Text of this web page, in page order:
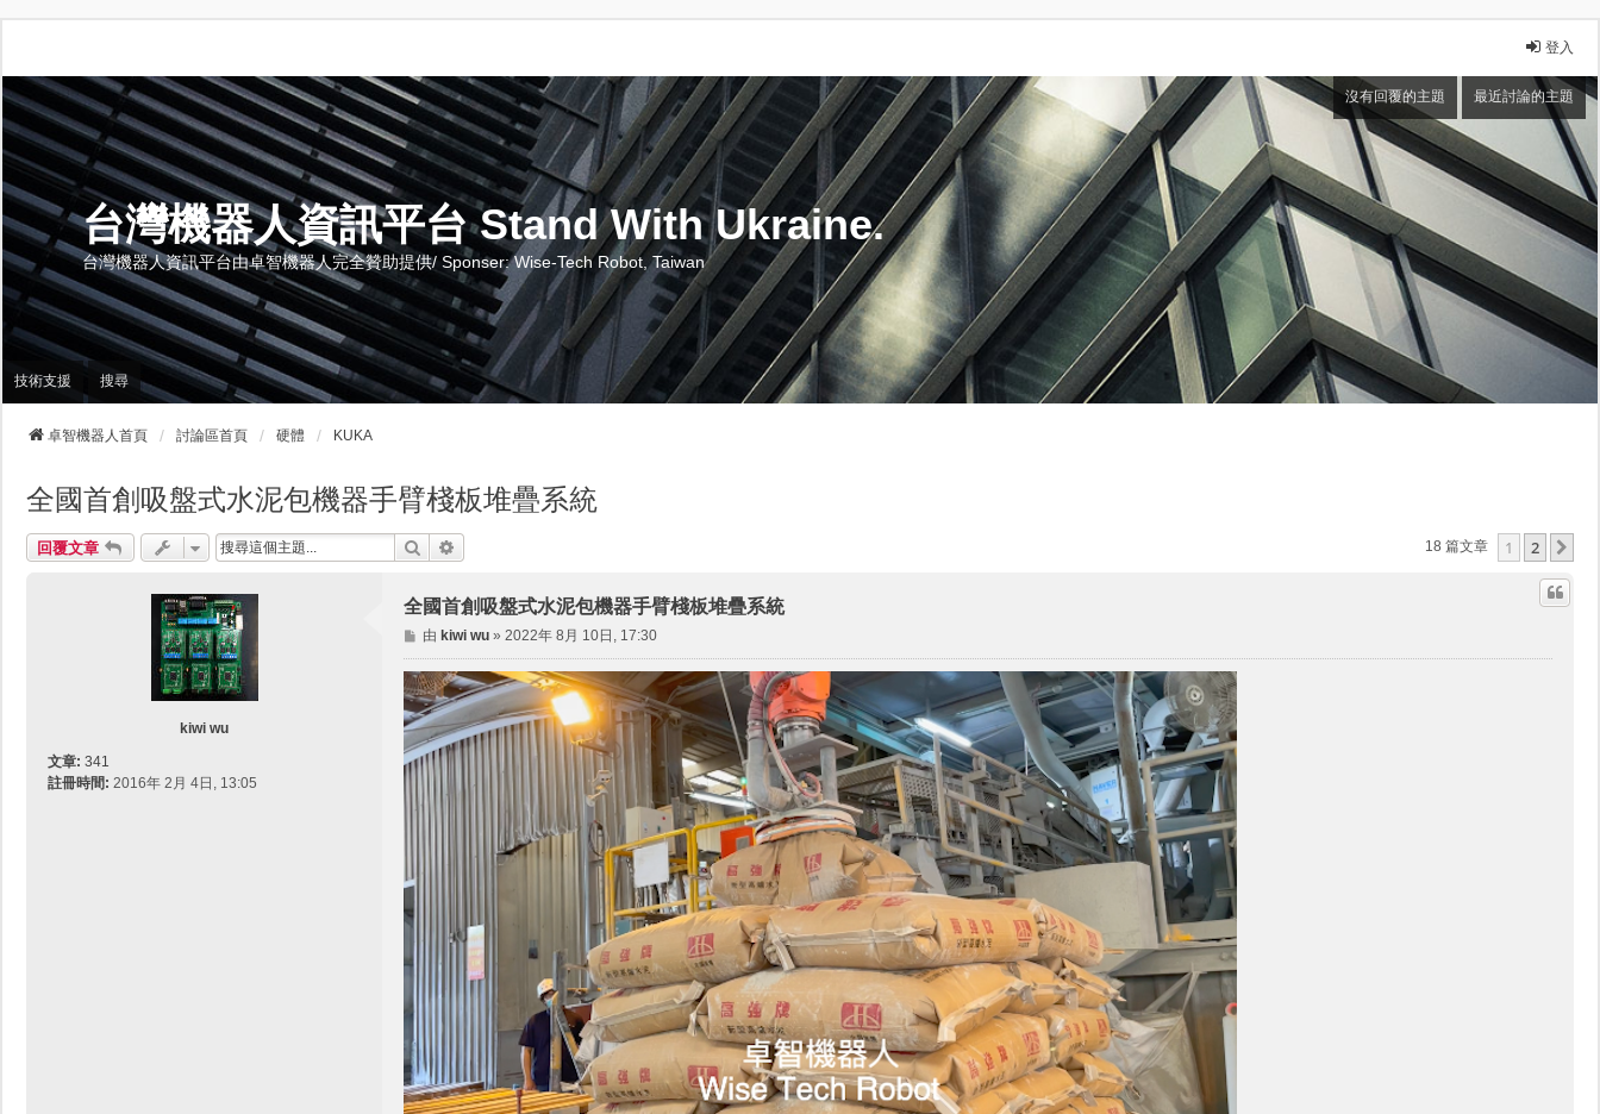
登入
沒有回覆的主題 最近討論的主題
台灣機器人資訊平台 Stand With Ukraine.
台灣機器人資訊平台由卓智機器人完全贊助提供/ Sponser: Wise-Tech Robot, Taiwan
技術支援 搜尋
卓智機器人首頁 討論區首頁 硬體 KUKA
全國首創吸盤式水泥包機器手臂棧板堆疊系統
回覆文章 搜尋 18 篇文章 1 2
kiwi wu
文章: 341
註冊時間: 2016年 2月 4日, 13:05
全國首創吸盤式水泥包機器手臂棧板堆疊系統
文
章
由 kiwi wu» 2022年 8月 10日, 17:30